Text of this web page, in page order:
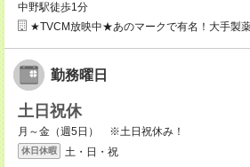
中野駅徒歩1分
★TVCM放映中★あのマークで有名！大手製
勤務曜日
土日祝休
月～金（週5日） ※土日祝休み！
休日休暇 土・日・祝